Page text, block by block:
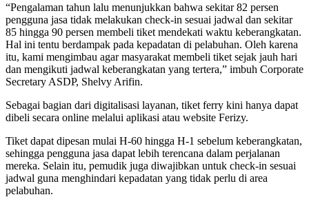
“Pengalaman tahun lalu menunjukkan bahwa sekitar 82 persen
pengguna jasa tidak melakukan check-in sesuai jadwal dan sekitar
85 hingga 90 persen membeli tiket mendekati waktu keberangkatan.
Hal ini tentu berdampak pada kepadatan di pelabuhan. Oleh karena
itu, kami mengimbau agar masyarakat membeli tiket sejak jauh hari
dan mengikuti jadwal keberangkatan yang tertera,” imbuh Corporate
Secretary ASDP, Shelvy Arifin.
Sebagai bagian dari digitalisasi layanan, tiket ferry kini hanya dapat
dibeli secara online melalui aplikasi atau website Ferizy.
Tiket dapat dipesan mulai H-60 hingga H-1 sebelum keberangkatan,
sehingga pengguna jasa dapat lebih terencana dalam perjalanan
mereka. Selain itu, pemudik juga diwajibkan untuk check-in sesuai
jadwal guna menghindari kepadatan yang tidak perlu di area
pelabuhan.